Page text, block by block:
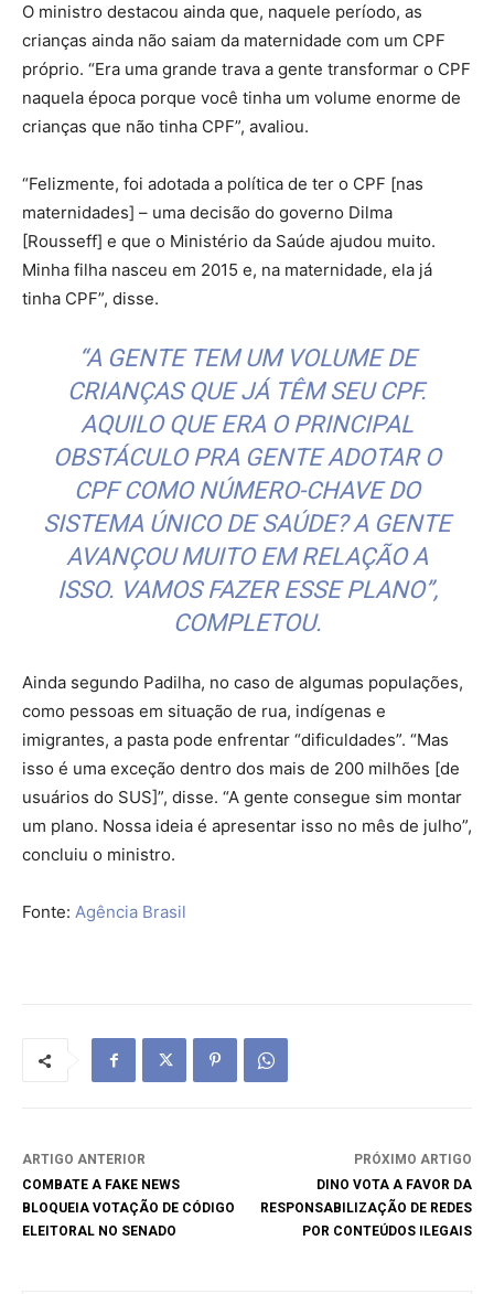
O ministro destacou ainda que, naquele período, as
crianças ainda não saiam da maternidade com um CPF
próprio. “Era uma grande trava a gente transformar o CPF
naquela época porque você tinha um volume enorme de
crianças que não tinha CPF”, avaliou.
“Felizmente, foi adotada a política de ter o CPF [nas
maternidades] – uma decisão do governo Dilma
[Rousseff] e que o Ministério da Saúde ajudou muito.
Minha filha nasceu em 2015 e, na maternidade, ela já
tinha CPF”, disse.
“A GENTE TEM UM VOLUME DE
CRIANÇAS QUE JÁ TÊM SEU CPF.
AQUILO QUE ERA O PRINCIPAL
OBSTÁCULO PRA GENTE ADOTAR O
CPF COMO NÚMERO-CHAVE DO
SISTEMA ÚNICO DE SAÚDE? A GENTE
AVANÇOU MUITO EM RELAÇÃO A
ISSO. VAMOS FAZER ESSE PLANO”,
COMPLETOU.
Ainda segundo Padilha, no caso de algumas populações,
como pessoas em situação de rua, indígenas e
imigrantes, a pasta pode enfrentar “dificuldades”. “Mas
isso é uma exceção dentro dos mais de 200 milhões [de
usuários do SUS]”, disse. “A gente consegue sim montar
um plano. Nossa ideia é apresentar isso no mês de julho”,
concluiu o ministro.
Fonte: Agência Brasil
ARTIGO ANTERIOR
COMBATE A FAKE NEWS
BLOQUEIA VOTAÇÃO DE CÓDIGO
ELEITORAL NO SENADO
PRÓXIMO ARTIGO
DINO VOTA A FAVOR DA
RESPONSABILIZAÇÃO DE REDES
POR CONTEÚDOS ILEGAIS